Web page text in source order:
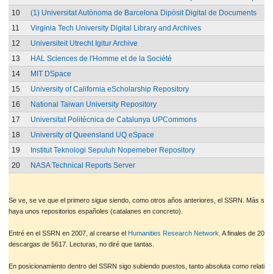
10
(1) Universitat Autònoma de Barcelona Dipòsit Digital de Documents
11
Virginia Tech University Digital Library and Archives
12
Universiteit Utrecht Igitur Archive
13
HAL Sciences de l'Homme et de la Société
14
MIT DSpace
15
University of California eScholarship Repository
16
National Taiwan University Repository
17
Universitat Politécnica de Catalunya UPCommons
18
University of Queensland UQ eSpace
19
Institut Teknologi Sepuluh Nopemeber Repository
20
NASA Technical Reports Server
Se ve, se ve que el primero sigue siendo, como otros años anteriores, el SSRN. Más
haya unos repositorios españoles (catalanes en concreto).
Entré en el SSRN en 2007, al crearse el Humanities Research Network . A finales de
descargas de 5617. Lecturas, no diré que tantas.
En posicionamiento dentro del SSRN sigo subiendo puestos, tanto absoluta como